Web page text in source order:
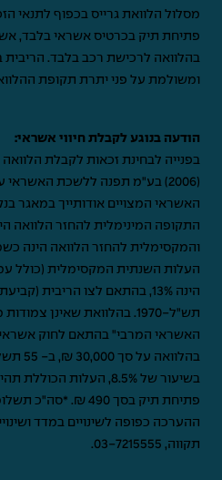
מסלול הלוואת גרייס בכפוף לתנאי
פתיחת תיק בכרטיס אשראי בלבד,
בהלוואה לרכישת רכב בלבד. הריבית
ומשולמת על פני יתרת תקופת
הודעה בנוגע לקבלת חיווי אשראי:
בפנייה לבחינת זכאות לקבלת
(2006) בע"מ תפנה ללשכת
האשראי המצויים אודותייך במאגר
העלות השנתית המקסימלית (כולל
הינה 13%, בהתאם לצו הריבית
תש"ל-1970. בהלוואת שאינן
תקווה, 03-7215555
.